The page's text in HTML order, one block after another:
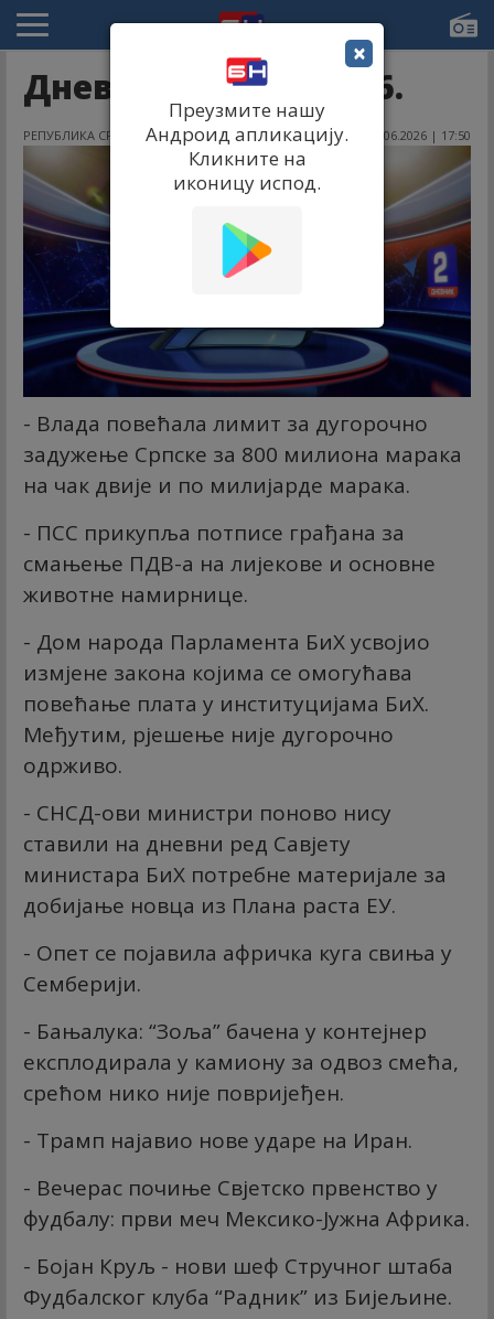
Дневник 2 11.06.2026.
РЕПУБЛИКА СРПСКА 11.06.2026 | 17:50
- Влада повећала лимит за дугорочно
задужење Српске за 800 милиона марака
на чак двије и по милијарде марака.
- ПСС прикупља потписе грађана за
смањење ПДВ-а на лијекове и основне
животне намирнице.
- Дом народа Парламента БиХ усвојио
измјене закона којима се омогућава
повећање плата у институцијама БиХ.
Међутим, рјешење није дугорочно
одрживо.
- СНСД-ови министри поново нису
ставили на дневни ред Савјету
министара БиХ потребне материјале за
добијање новца из Плана раста ЕУ.
- Опет се појавила афричка куга свиња у
Семберији.
- Бањалука: “Зоља” бачена у контејнер
експлодирала у камиону за одвоз смећа,
срећом нико није повријеђен.
- Трамп најавио нове ударе на Иран.
- Вечерас почиње Свјетско првенство у
фудбалу: први меч Мексико-Јужна Африка.
- Бојан Круљ - нови шеф Стручног штаба
Фудбалског клуба “Радник” из Бијељине.
×
Преузмите нашу
Андроид апликацију.
Кликните на
иконицу испод.